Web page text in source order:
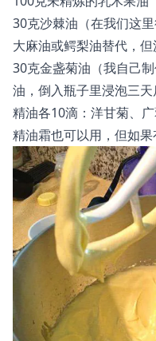
30克沙棘油（在我们这
大麻油或鳄梨油替代，但
30克金盏菊油（我自己
油，倒入瓶子里浸泡三天
精油各10滴：洋甘菊、
精油霜也可以用，但如果